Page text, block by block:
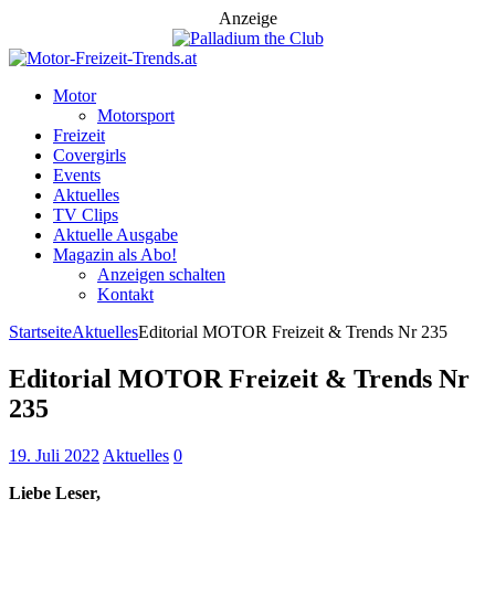
Anzeige
Motor
Motorsport
Freizeit
Covergirls
Events
Aktuelles
TV Clips
Aktuelle Ausgabe
Magazin als Abo!
Anzeigen schalten
Kontakt
StartseiteAktuellesEditorial MOTOR Freizeit & Trends Nr 235
Editorial MOTOR Freizeit & Trends Nr
235
19. Juli 2022 Aktuelles 0
Liebe Leser,